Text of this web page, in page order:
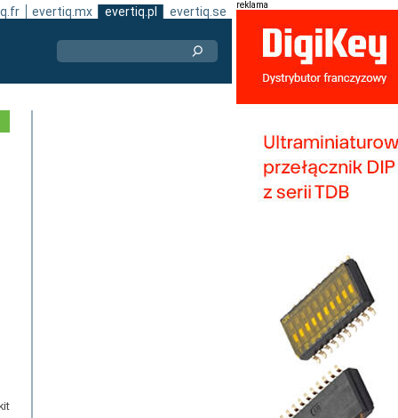
evertiq.mx evertiq.pl evertiq.se reklama